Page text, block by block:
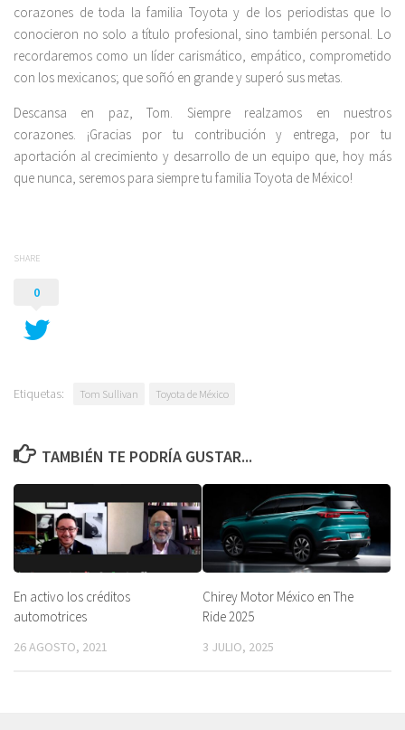
corazones de toda la familia Toyota y de los periodistas que lo
conocieron no solo a título profesional, sino también personal. Lo
recordaremos como un líder carismático, empático, comprometido
con los mexicanos; que soñó en grande y superó sus metas.
Descansa en paz, Tom. Siempre realzamos en nuestros
corazones. ¡Gracias por tu contribución y entrega, por tu
aportación al crecimiento y desarrollo de un equipo que, hoy más
que nunca, seremos para siempre tu familia Toyota de México!
SHARE
0
Etiquetas: Tom Sullivan Toyota de México
TAMBIÉN TE PODRÍA GUSTAR...
En activo los créditos
automotrices
26 AGOSTO, 2021
Chirey Motor México en The
Ride 2025
3 JULIO, 2025